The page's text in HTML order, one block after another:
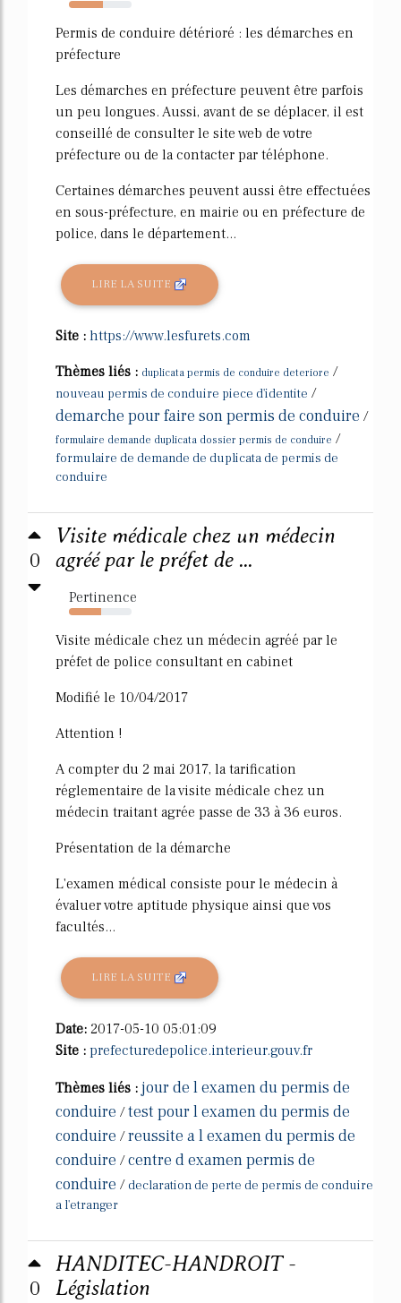
54%
Permis de conduire détérioré : les démarches en
préfecture
Les démarches en préfecture peuvent être parfois
un peu longues. Aussi, avant de se déplacer, il est
conseillé de consulter le site web de votre
préfecture ou de la contacter par téléphone.
Certaines démarches peuvent aussi être effectuées
en sous-préfecture, en mairie ou en préfecture de
police, dans le département...
LIRE LA SUITE
Site : https://www.lesfurets.com
Thèmes liés : duplicata permis de conduire deteriore /
nouveau permis de conduire piece d'identite /
demarche pour faire son permis de conduire /
formulaire demande duplicata dossier permis de conduire /
formulaire de demande de duplicata de permis de
conduire
0
Visite médicale chez un médecin
agréé par le préfet de ...
Pertinence
52%
Visite médicale chez un médecin agréé par le
préfet de police consultant en cabinet
Modifié le 10/04/2017
Attention !
A compter du 2 mai 2017, la tarification
réglementaire de la visite médicale chez un
médecin traitant agrée passe de 33 à 36 euros.
Présentation de la démarche
L'examen médical consiste pour le médecin à
évaluer votre aptitude physique ainsi que vos
facultés...
LIRE LA SUITE
Date: 2017-05-10 05:01:09
Site : prefecturedepolice.interieur.gouv.fr
Thèmes liés : jour de l examen du permis de
conduire /test pour l examen du permis de
conduire /reussite a l examen du permis de
conduire /centre d examen permis de
conduire / declaration de perte de permis de conduire
a l'etranger
0
HANDITEC-HANDROIT -
Législation